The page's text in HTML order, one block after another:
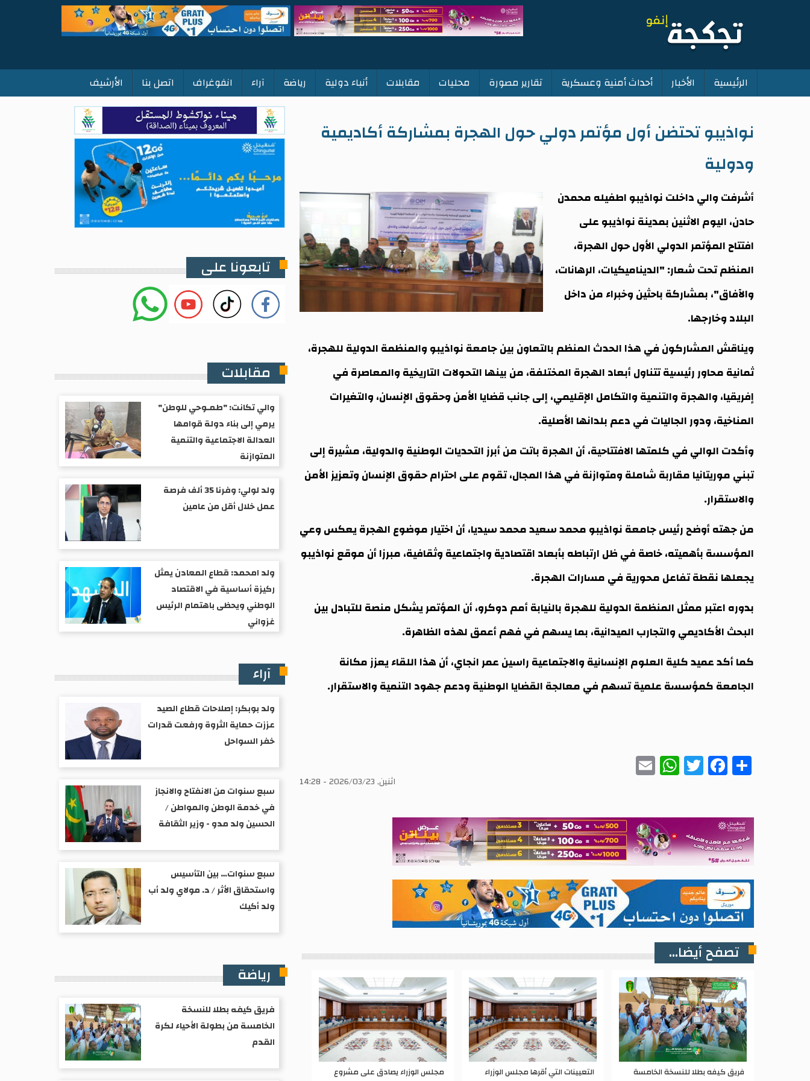
Main
navigation
الرئيسية الأخبار أحداث أمنية وعسكرية تقارير مصورة محليات مقابلات أنباء دولية رياضة آراء انفوغراف اتصل بنا الأرشيف
نواذيبو تحتضن أول مؤتمر دولي حول الهجرة بمشاركة أكاديمية
ودولية
أشرفت والي داخلت نواذيبو اطفيله محمدن
حادن، اليوم الاثنين بمدينة نواذيبو على
افتتاح المؤتمر الدولي الأول حول الهجرة،
المنظم تحت شعار: "الديناميكيات، الرهانات،
والآفاق"، بمشاركة باحثين وخبراء من داخل
البلاد وخارجها.
ويناقش المشاركون في هذا الحدث المنظم بالتعاون بين جامعة نواذيبو والمنظمة الدولية للهجرة،
ثمانية محاور رئيسية تتناول أبعاد الهجرة المختلفة، من بينها التحولات التاريخية والمعاصرة في
إفريقيا، والهجرة والتنمية والتكامل الإقليمي، إلى جانب قضايا الأمن وحقوق الإنسان، والتغيرات
المناخية، ودور الجاليات في دعم بلدانها الأصلية.
وأكدت الوالي في كلمتها الافتتاحية، أن الهجرة باتت من أبرز التحديات الوطنية والدولية، مشيرة إلى
تبني موريتانيا مقاربة شاملة ومتوازنة في هذا المجال، تقوم على احترام حقوق الإنسان وتعزيز الأمن
والاستقرار.
من جهته أوضح رئيس جامعة نواذيبو محمد سعيد محمد سيديا، أن اختيار موضوع الهجرة يعكس وعي
المؤسسة بأهميته، خاصة في ظل ارتباطه بأبعاد اقتصادية واجتماعية وثقافية، مبرزا أن موقع نواذيبو
يجعلها نقطة تفاعل محورية في مسارات الهجرة.
بدوره اعتبر ممثل المنظمة الدولية للهجرة بالنيابة أمم دوكرو، أن المؤتمر يشكل منصة للتبادل بين
البحث الأكاديمي والتجارب الميدانية، بما يسهم في فهم أعمق لهذه الظاهرة.
كما أكد عميد كلية العلوم الإنسانية والاجتماعية راسين عمر انجاي، أن هذا اللقاء يعزز مكانة
الجامعة كمؤسسة علمية تسهم في معالجة القضايا الوطنية ودعم جهود التنمية والاستقرار.
Share
Facebook
Twitter
WhatsApp اثنين, 2026/03/23 - 14:28
تصفح أيضا...
فريق كيفه بطلا للنسخة الخامسة
التعيينات التي أقرها مجلس الوزراء
مجلس الوزراء يصادق على مشروع
تابعونا على
مقابلات
والي تكانت: "طمـوحي للوطن"
يرمي إلى بناء دولة قوامها
العدالة الاجتماعية والتنمية
المتوازنة
ولد لولي: وفرنا 35 ألف فرصة
عمل خلال أقل من عامين
ولد امحمد: قطاع المعادن يمثل
ركيزة أساسية في الاقتصاد
الوطني ويحظى باهتمام الرئيس
غزواني
آراء
ولد بوبكر: إصلاحات قطاع الصيد
عززت حماية الثروة ورفعت قدرات
خفر السواحل
سبع سنوات من الانفتاح والانجاز
في خدمة الوطن والمواطن /
الحسين ولد مدو - وزير الثقافة
سبع سنوات… بين التأسيس
واستحقاق الأثر / د. مولاي ولد أب
ولد أكيك
رياضة
فريق كيفه بطلا للنسخة
الخامسة من بطولة الأحياء لكرة
القدم